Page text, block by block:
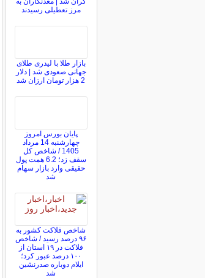
مرز تعطیلی رسیدند
بازار طلا با لیدری طلای
جهانی صعودی شد | دلار
2 هزار تومان ارزان شد
پایان بورس امروز
چهارشنبه 14 مرداد
1405 / شاخص کل
سقف زد؛ 6.2 همت پول
حقیقی وارد بازار سهام
شد
شاخص فلاکت کشور به
۹۶ درصد رسید / شاخص
فلاکت در ۱۹ استان از
۱۰۰ درصد عبور کرد؛
ایلام دوباره صدرنشین
شد